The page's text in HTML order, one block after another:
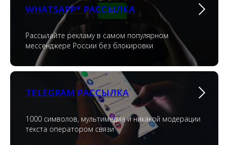
WHATSAPP* РАССЫЛКА
Рассылайте рекламу в самом популярном
мессенджере России без блокировки
TELEGRAM РАССЫЛКА
1000 символов, мультимедиа и никакой модерации
текста оператором связи